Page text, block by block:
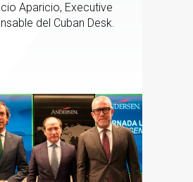
Aparicio, Executive
del Cuban Desk.